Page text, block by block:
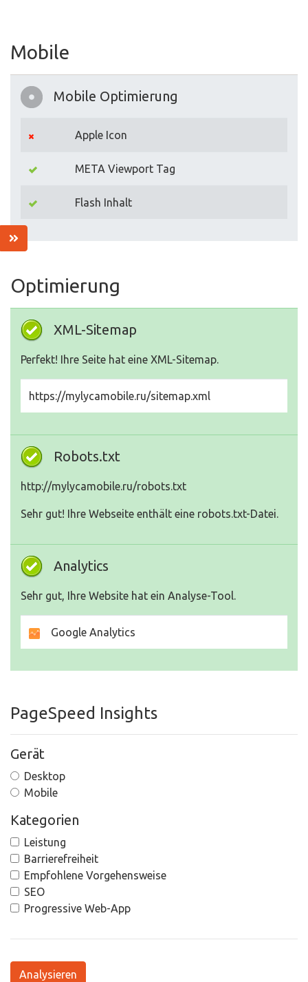
Mobile
Mobile Optimierung
Apple Icon
META Viewport Tag
Flash Inhalt
Optimierung
XML-Sitemap
Perfekt! Ihre Seite hat eine XML-Sitemap.
https://mylycamobile.ru/sitemap.xml
Robots.txt
http://mylycamobile.ru/robots.txt
Sehr gut! Ihre Webseite enthält eine robots.txt-Datei.
Analytics
Sehr gut, Ihre Website hat ein Analyse-Tool.
Google Analytics
PageSpeed Insights
Gerät
Desktop
Mobile
Kategorien
Leistung
Barrierefreiheit
Empfohlene Vorgehensweise
SEO
Progressive Web-App
Analysieren